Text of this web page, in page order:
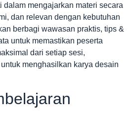
dalam mengajarkan materi secara
dan relevan dengan kebutuhan
berbagi wawasan praktis, tips &
untuk memastikan peserta
dari setiap sesi,
menghasilkan karya desain